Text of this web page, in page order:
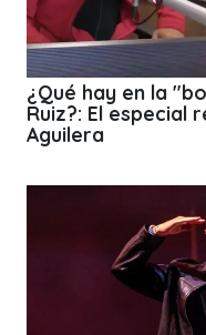
¿Qué hay en la
Ruiz?: El especial
Aguilera